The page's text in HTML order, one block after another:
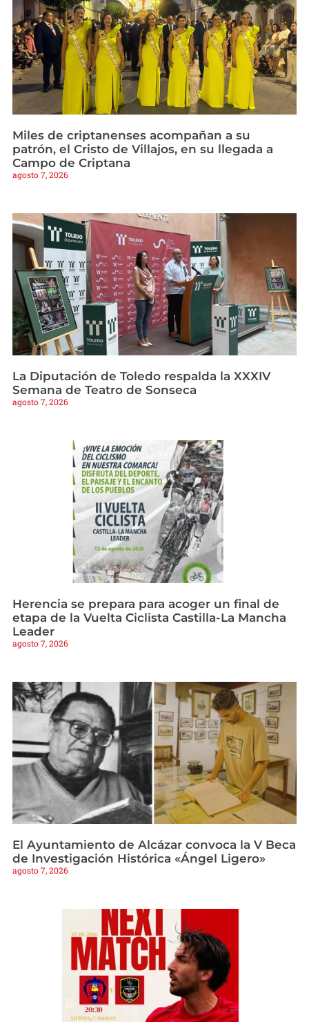
Miles de criptanenses acompañan a su
patrón, el Cristo de Villajos, en su llegada a
Campo de Criptana
agosto 7, 2026
La Diputación de Toledo respalda la XXXIV
Semana de Teatro de Sonseca
agosto 7, 2026
Herencia se prepara para acoger un final de
etapa de la Vuelta Ciclista Castilla-La Mancha
Leader
agosto 7, 2026
El Ayuntamiento de Alcázar convoca la V Beca
de Investigación Histórica «Ángel Ligero»
agosto 7, 2026